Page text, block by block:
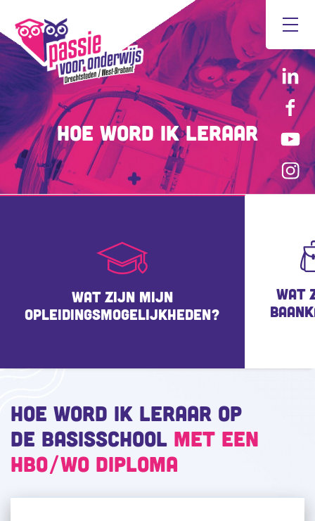
Hoe word ik leraar
WAT ZIJN MIJN
OPLEIDINGSMOGELIJKHEDEN?
WAT
Hoe word ik leraar op
de basisschool met een
hbo/wo diploma